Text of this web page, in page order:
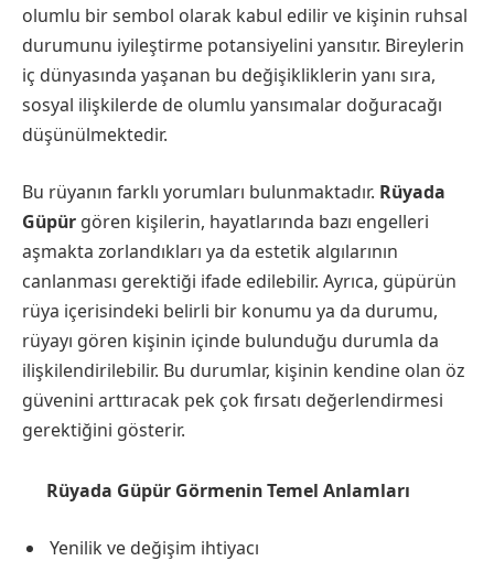
olumlu bir sembol olarak kabul edilir ve kişinin ruhsal
durumunu iyileştirme potansiyelini yansıtır. Bireylerin
iç dünyasında yaşanan bu değişikliklerin yanı sıra,
sosyal ilişkilerde de olumlu yansımalar doğuracağı
düşünülmektedir.
Bu rüyanın farklı yorumları bulunmaktadır. Rüyada
Güpür gören kişilerin, hayatlarında bazı engelleri
aşmakta zorlandıkları ya da estetik algılarının
canlanması gerektiği ifade edilebilir. Ayrıca, güpürün
rüya içerisindeki belirli bir konumu ya da durumu,
rüyayı gören kişinin içinde bulunduğu durumla da
ilişkilendirilebilir. Bu durumlar, kişinin kendine olan öz
güvenini arttıracak pek çok fırsatı değerlendirmesi
gerektiğini gösterir.
Rüyada Güpür Görmenin Temel Anlamları
Yenilik ve değişim ihtiyacı